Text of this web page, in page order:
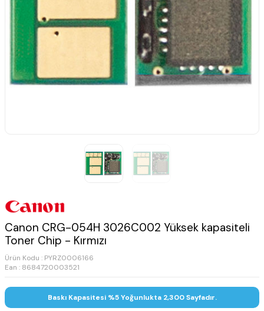
Canon CRG-054H 3026C002 Yüksek kapasiteli
Toner Chip - Kırmızı
Ürün Kodu : PYRZ0006166
Ean : 8684720003521
Baskı Kapasitesi %5 Yoğunlukta 2,300 Sayfadır.